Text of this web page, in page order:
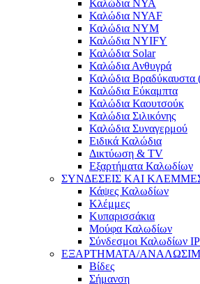
Καλώδια NYA
Καλώδια NYAF
Καλώδια NYM
Καλώδια NYIFY
Καλώδια Solar
Καλώδια Ανθυγρά
Καλώδια Βραδύκαυστα
Καλώδια Εύκαμπτα
Καλώδια Καουτσούκ
Καλώδια Σιλικόνης
Καλώδια Συναγερμού
Ειδικά Καλώδια
Δικτύωση & TV
Εξαρτήματα Καλωδίων
ΣΥΝΔΕΣΕΙΣ ΚΑΙ
Κάψες Καλωδίων
Κλέμμες
Κυπαρισσάκια
Μούφα Καλωδίων
Σύνδεσμοι Καλωδίων
ΕΞΑΡΤΗΜΑΤΑ/
Βίδες
Σήμανση